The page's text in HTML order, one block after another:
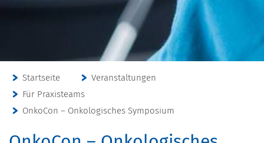
Startseite
Veranstaltungen
Für Praxisteams
OnkoCon – Onkologisches Symposium